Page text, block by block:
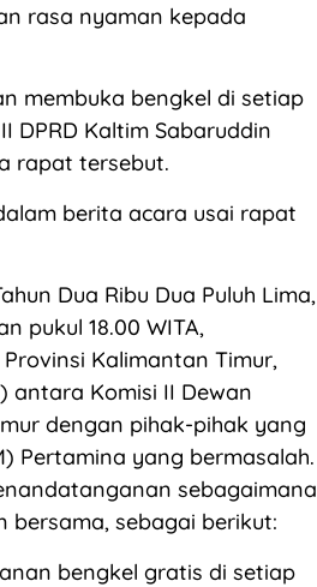
rasa nyaman kepada
membuka bengkel di setiap
DPRD Kaltim Sabaruddin
rapat tersebut.
berita acara usai rapat
Dua Ribu Dua Puluh Lima,
pukul 18.00 WITA,
Kalimantan Timur,
antara Komisi II Dewan
dengan pihak-pihak yang
Pertamina yang bermasalah.
sebagaimana
sebagai berikut:
bengkel gratis di setiap